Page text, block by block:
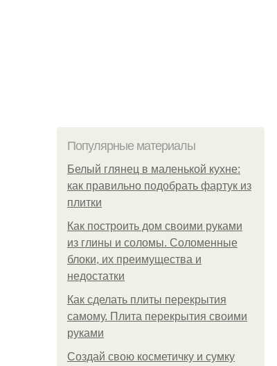
Популярные материалы
Белый глянец в маленькой кухне:
как правильно подобрать фартук из
плитки
Как построить дом своими руками
из глины и соломы. Соломенные
блоки, их преимущества и
недостатки
Как сделать плиты перекрытия
самому. Плита перекрытия своими
руками
Создай свою косметичку и сумку